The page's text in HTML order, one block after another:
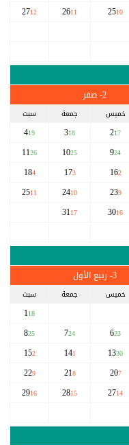
2510
2611
2712
2- صفر
خميس جمعة سبت
217
318
419
924
1025
1126
162
173
184
239
2410
2511
3016
3117
3- ربيع الأول
خميس جمعة سبت
118
623
724
825
1330
141
152
207
218
229
2714
2815
2916